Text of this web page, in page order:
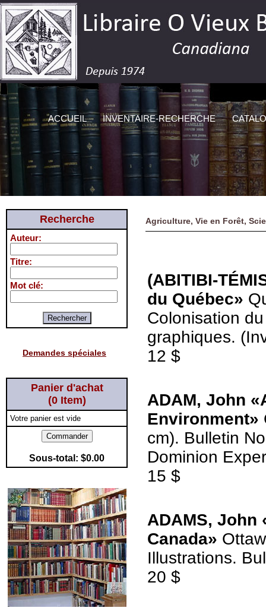
ACCUEIL INVENTAIRE-RECHERCHE
Recherche
Auteur:
Titre:
Mot clé:
Demandes spéciales
Panier d'achat
(0 Item)
Sous-total: $0.00
Votre panier est vide
Agriculture, Vie en Forêt,
(ABITIBI-
du Québec»
Colonisation
graphiques.
12 $
ADAM, John
Environment»
cm). Bulletin
Dominion
15 $
ADAMS,
Canada»
Illustrations.
20 $